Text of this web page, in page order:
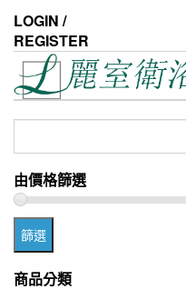
the
content
LOGIN /
REGISTER
鍵
字:
由價格篩選
篩選
商品分類